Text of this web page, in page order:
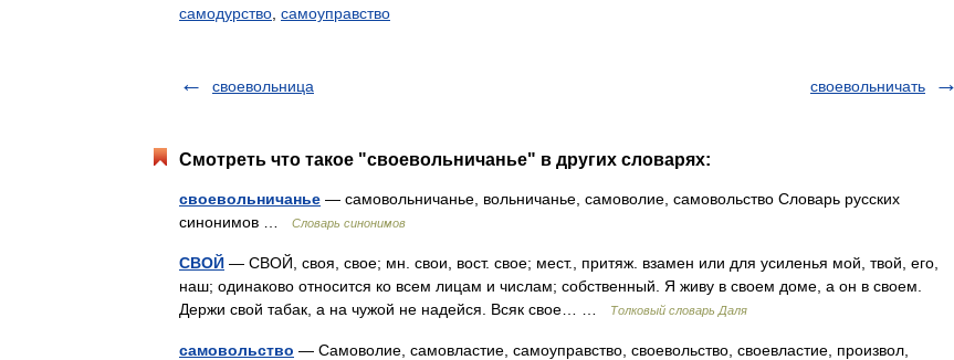
самодурство самоуправство
своевольница своевольничать
Смотреть что такое "своевольничанье" в других словарях:
своевольничанье — самовольничанье, вольничанье, самоволие, самовольство Словарь русских
синонимов …
Словарь синонимов
СВОЙ — СВОЙ, своя, свое; мн. свои, вост. свое; мест., притяж. взамен или для усиленья мой, твой, его,
наш; одинаково относится ко всем лицам и числам; собственный. Я живу в своем доме, а он в своем.
Держи свой табак, а на чужой не надейся. Всяк свое… …
Толковый словарь Даля
самовольство — Самоволие, самовластие, самоуправство, своевольство, своевластие, произвол,